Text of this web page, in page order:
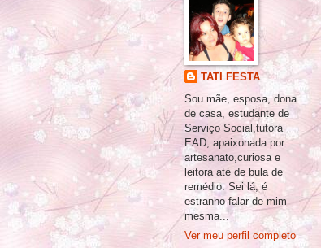
TATI FESTA
Sou mãe, esposa, dona
de casa, estudante de
Serviço Social,tutora
EAD, apaixonada por
artesanato,curiosa e
leitora até de bula de
remédio. Sei lá, é
estranho falar de mim
mesma...
Ver meu perfil completo